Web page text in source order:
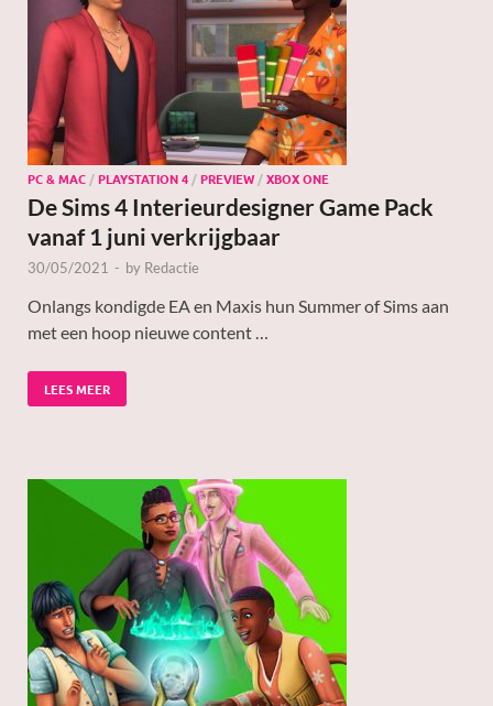
PC & MAC /PLAYSTATION 4 /PREVIEW /XBOX ONE
De Sims 4 Interieurdesigner Game Pack
vanaf 1 juni verkrijgbaar
30/05/2021 - by Redactie
Onlangs kondigde EA en Maxis hun Summer of Sims aan
met een hoop nieuwe content …
LEES MEER